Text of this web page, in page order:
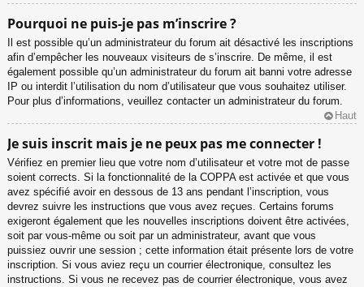
Pourquoi ne puis-je pas m’inscrire ?
Il est possible qu’un administrateur du forum ait désactivé les inscriptions
afin d’empêcher les nouveaux visiteurs de s’inscrire. De même, il est
également possible qu’un administrateur du forum ait banni votre adresse
IP ou interdit l’utilisation du nom d’utilisateur que vous souhaitez utiliser.
Pour plus d’informations, veuillez contacter un administrateur du forum.
Haut
Je suis inscrit mais je ne peux pas me connecter !
Vérifiez en premier lieu que votre nom d’utilisateur et votre mot de passe
soient corrects. Si la fonctionnalité de la COPPA est activée et que vous
avez spécifié avoir en dessous de 13 ans pendant l’inscription, vous
devrez suivre les instructions que vous avez reçues. Certains forums
exigeront également que les nouvelles inscriptions doivent être activées,
soit par vous-même ou soit par un administrateur, avant que vous
puissiez ouvrir une session ; cette information était présente lors de votre
inscription. Si vous aviez reçu un courrier électronique, consultez les
instructions. Si vous ne recevez pas de courrier électronique, vous avez